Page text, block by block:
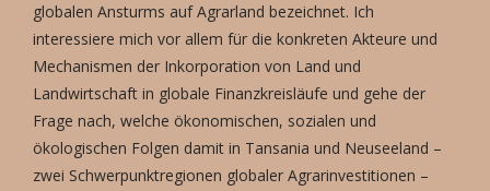
globalen Ansturms auf Agrarland bezeichnet. Ich
interessiere mich vor allem für die konkreten Akteure und
Mechanismen der Inkorporation von Land und
Landwirtschaft in globale Finanzkreisläufe und gehe der
Frage nach, welche ökonomischen, sozialen und
ökologischen Folgen damit in Tansania und Neuseeland –
zwei Schwerpunktregionen globaler Agrarinvestitionen –